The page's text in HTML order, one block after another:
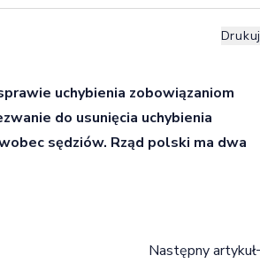
Drukuj
uchybienia zobowiązaniom
do usunięcia uchybienia
sędziów. Rząd polski ma dwa
Następny artykuł